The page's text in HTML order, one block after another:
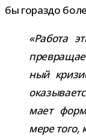
бы гораздо
«Работа
ный
мает
мере того,